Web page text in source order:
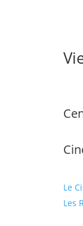
Le
Les